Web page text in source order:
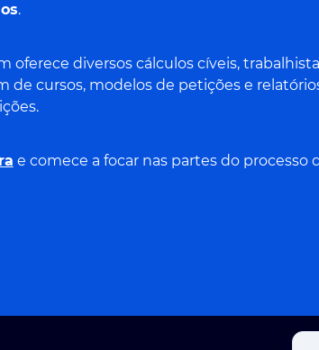
.
oferece diversos cálculos cíveis,
de cursos, modelos de petições e
e comece a focar nas partes do processo